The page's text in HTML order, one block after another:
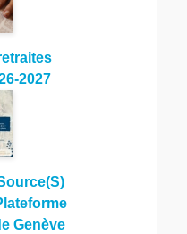
2027
Genève